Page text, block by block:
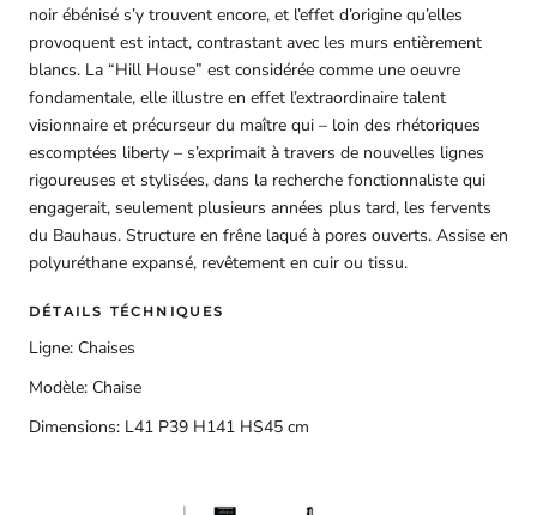
noir ébénisé s’y trouvent encore, et l’effet d’origine qu’elles
provoquent est intact, contrastant avec les murs entièrement
blancs. La “Hill House” est considérée comme une oeuvre
fondamentale, elle illustre en effet l’extraordinaire talent
visionnaire et précurseur du maître qui – loin des rhétoriques
escomptées liberty – s’exprimait à travers de nouvelles lignes
rigoureuses et stylisées, dans la recherche fonctionnaliste qui
engagerait, seulement plusieurs années plus tard, les fervents
du Bauhaus. Structure en frêne laqué à pores ouverts. Assise en
polyuréthane expansé, revêtement en cuir ou tissu.
DÉTAILS TÉCHNIQUES
Ligne: Chaises
Modèle: Chaise
Dimensions: L41 P39 H141 HS45 cm